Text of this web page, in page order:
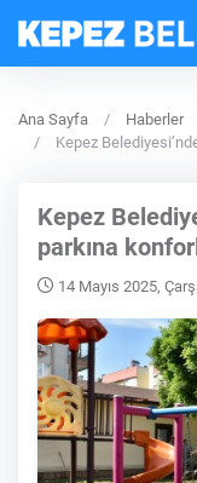
Ana Sayfa
Haberler
Kepez
Kepez
parkına
14 Mayıs 2025,